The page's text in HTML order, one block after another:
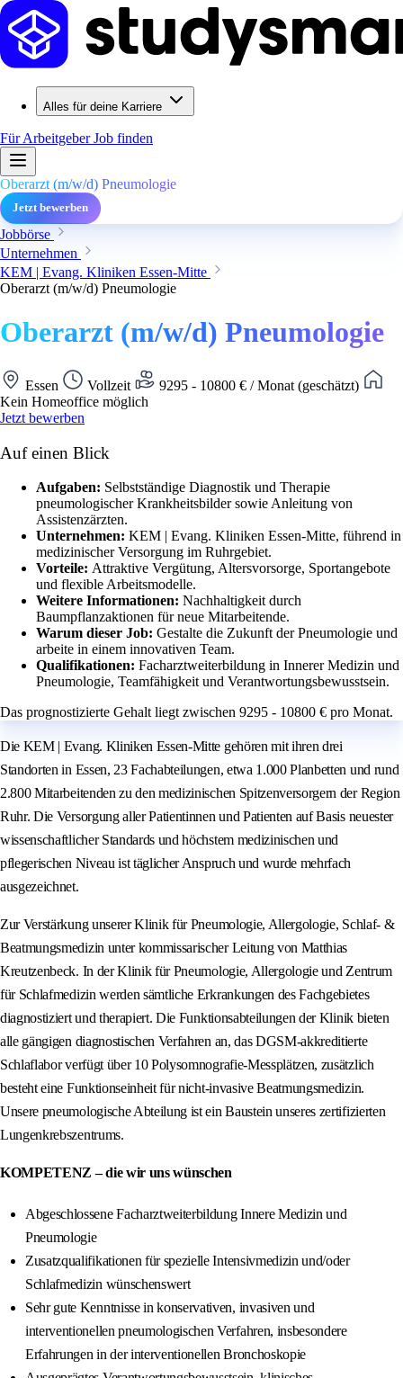
Alles für deine Karriere
Für ArbeitgeberJob finden
Oberarzt (m/w/d) Pneumologie
Jetzt bewerben
Jobbörse
Unternehmen
KEM | Evang. Kliniken Essen-Mitte
Oberarzt (m/w/d) Pneumologie
Oberarzt (m/w/d) Pneumologie
Essen Vollzeit
9295 - 10800 € / Monat (geschätzt)
Kein Homeoffice möglich
Jetzt bewerben
Auf einen Blick
Aufgaben: Selbstständige Diagnostik und Therapie
pneumologischer Krankheitsbilder sowie Anleitung von
Assistenzärzten.
Unternehmen: KEM | Evang. Kliniken Essen-Mitte, führend in
medizinischer Versorgung im Ruhrgebiet.
Vorteile: Attraktive Vergütung, Altersvorsorge, Sportangebote
und flexible Arbeitsmodelle.
Weitere Informationen: Nachhaltigkeit durch
Baumpflanzaktionen für neue Mitarbeitende.
Warum dieser Job: Gestalte die Zukunft der Pneumologie und
arbeite in einem innovativen Team.
Qualifikationen: Facharztweiterbildung in Innerer Medizin und
Pneumologie, Teamfähigkeit und Verantwortungsbewusstsein.
Das prognostizierte Gehalt liegt zwischen 9295 - 10800 € pro Monat.
Die KEM | Evang. Kliniken Essen-Mitte gehören mit ihren drei
Standorten in Essen, 23 Fachabteilungen, etwa 1.000 Planbetten und rund
2.800 Mitarbeitenden zu den medizinischen Spitzenversorgern der Region
Ruhr. Die Versorgung aller Patientinnen und Patienten auf Basis neuester
wissenschaftlicher Standards und höchstem medizinischen und
pflegerischen Niveau ist täglicher Anspruch und wurde mehrfach
ausgezeichnet.
Zur Verstärkung unserer Klinik für Pneumologie, Allergologie, Schlaf- &
Beatmungsmedizin unter kommissarischer Leitung von Matthias
Kreutzenbeck. In der Klinik für Pneumologie, Allergologie und Zentrum
für Schlafmedizin werden sämtliche Erkrankungen des Fachgebietes
diagnostiziert und therapiert. Die Funktionsabteilungen der Klinik bieten
alle gängigen diagnostischen Verfahren an, das DGSM-akkreditierte
Schlaflabor verfügt über 10 Polysomnografie-Messplätzen, zusätzlich
besteht eine Funktionseinheit für nicht-invasive Beatmungsmedizin.
Unsere pneumologische Abteilung ist ein Baustein unseres zertifizierten
Lungenkrebszentrums.
KOMPETENZ – die wir uns wünschen
Abgeschlossene Facharztweiterbildung Innere Medizin und
Pneumologie
Zusatzqualifikationen für spezielle Intensivmedizin und/oder
Schlafmedizin wünschenswert
Sehr gute Kenntnisse in konservativen, invasiven und
interventionellen pneumologischen Verfahren, insbesondere
Erfahrungen in der interventionellen Bronchoskopie